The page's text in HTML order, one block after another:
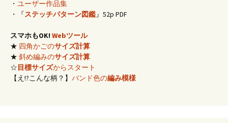
・ ユーザー作品集
・『ステッチパターン図鑑』52p PDF
スマホもOK! Webツール
★ 四角かごのサイズ計算
★ 斜め編みのサイズ計算
☆目標サイズからスタート
【え!?こんな柄？】 バンド色の編み模様